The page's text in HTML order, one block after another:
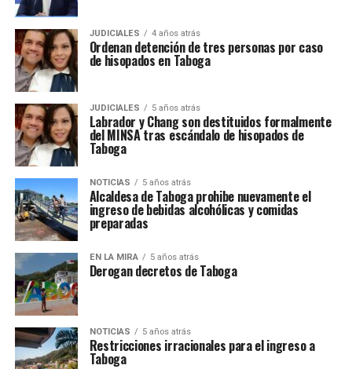
JUDICIALES 4 años atrás
Ordenan detención de tres personas por caso
de hisopados en Taboga
JUDICIALES 5 años atrás
Labrador y Chang son destituidos formalmente
del MINSA tras escándalo de hisopados de
Taboga
NOTICIAS 5 años atrás
Alcaldesa de Taboga prohibe nuevamente el
ingreso de bebidas alcohólicas y comidas
preparadas
EN LA MIRA 5 años atrás
Derogan decretos de Taboga
NOTICIAS 5 años atrás
Restricciones irracionales para el ingreso a
Taboga